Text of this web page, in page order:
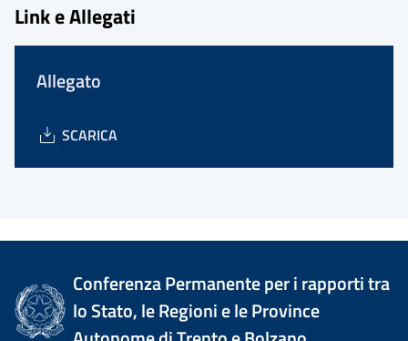
Link e Allegati
Allegato
SCARICA
Conferenza Permanente per i rapporti tra
lo Stato, le Regioni e le Province